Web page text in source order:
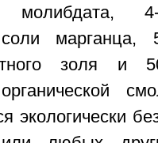
соли марганца,
золя и
экологически